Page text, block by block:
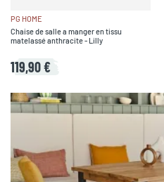
PG HOME
Chaise de salle a manger en tissu
matelassé anthracite - Lilly
119,90 €